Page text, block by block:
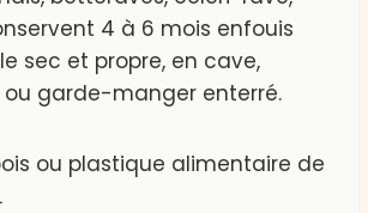
4 à 6 mois enfouis
sec et propre, en cave,
garde-manger enterré.
ou plastique alimentaire de